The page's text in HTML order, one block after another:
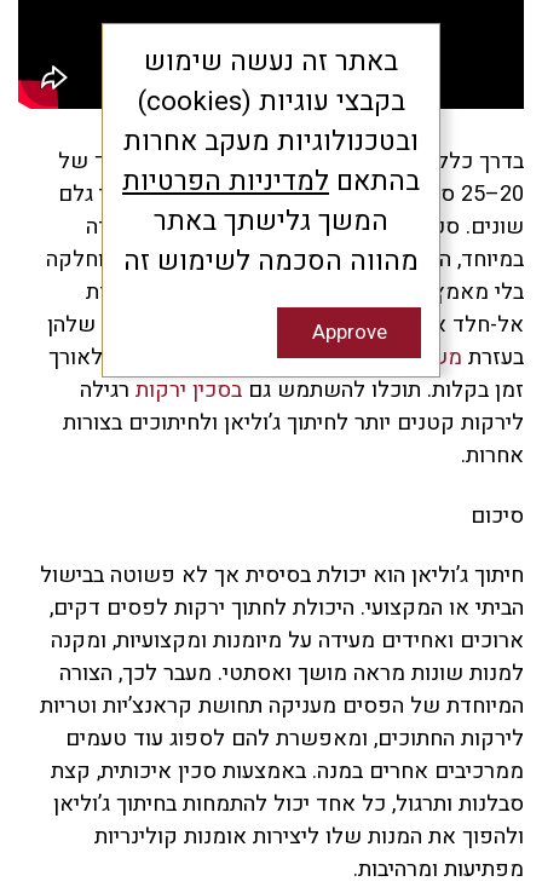
בדרך כלל סכיני שף מומלצות
למשימה הן באורך של
20–25 ס”מ, ולכן הן מתאימות לחיתוך של חומרי גלם
שונים. סכין כזו היא בעלת להב ארוכה, ישרה וחדה
במיוחד, המאפשרת חיתוך בצורה נקייה, מדויקת וחלקה
בלי מאמץ רב. סכיני שף איכותיות עשויות מפלדת
אל-חלד איכותית, ובאמצעות ליטוש וחידוד קבוע שלהן
בעזרת משחיזי סכיניםאפשר לשמור על חדותן לאורך
זמן בקלות. תוכלו להשתמש גם בסכין ירקות רגילה
לירקות קטנים יותר לחיתוך ג’וליאן ולחיתוכים בצורות
אחרות.
סיכום
חיתוך ג’וליאן הוא יכולת בסיסית אך לא פשוטה בבישול
הביתי או המקצועי. היכולת לחתוך ירקות לפסים דקים,
ארוכים ואחידים מעידה על מיומנות ומקצועיות, ומקנה
למנות שונות מראה מושך ואסתטי. מעבר לכך, הצורה
המיוחדת של הפסים מעניקה תחושת קראנצ’יות וטריות
לירקות החתוכים, ומאפשרת להם לספוג עוד טעמים
ממרכיבים אחרים במנה. באמצעות סכין איכותית, קצת
סבלנות ותרגול, כל אחד יכול להתמחות בחיתוך ג’וליאן
ולהפוך את המנות שלו ליצירות אומנות קולינריות
מפתיעות ומרהיבות.
באתר זה נעשה שימוש
בקבצי עוגיות (cookies)
ובטכנולוגיות מעקב אחרות
בהתאם למדיניות הפרטיות
המשך גלישתך באתר
מהווה הסכמה לשימוש זה
Approve